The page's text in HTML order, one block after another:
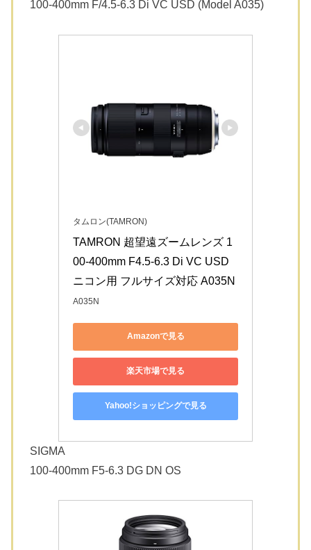
100-400mm F/4.5-6.3 Di VC USD (Model A035)
タムロン(TAMRON)
TAMRON 超望遠ズームレンズ 1
00-400mm F4.5-6.3 Di VC USD
ニコン用 フルサイズ対応 A035N
A035N
Amazonで見る
楽天市場で見る
Yahoo!ショッピングで見る
SIGMA
100-400mm F5-6.3 DG DN OS